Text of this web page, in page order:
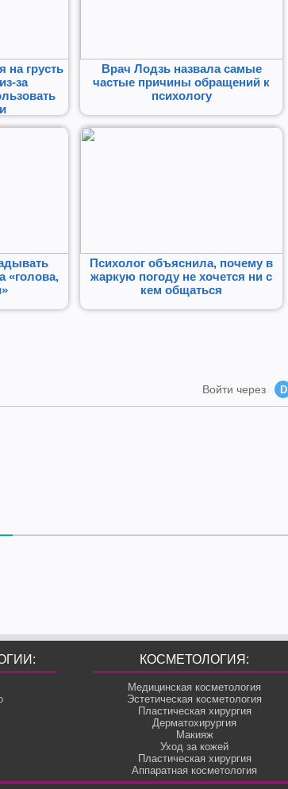
на грусть
за
Врач Лодзь назвала самые
частые причины обращений к
психологу
«голова,
Психолог объяснила, почему в
жаркую погоду не хочется ни с
кем общаться
Войти через D
КОСМЕТОЛОГИЯ:
Медицинская косметология
Эстетическая косметология
Пластическая хирургия
Дерматохирургия
Макияж
Уход за кожей
Пластическая хирургия
Аппаратная косметология